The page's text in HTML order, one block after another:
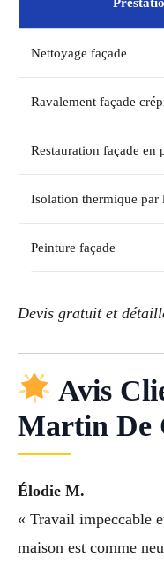
Nettoyage façade
Ravalement façade
Restauration façade en
Isolation thermique par
Peinture façade
Devis gratuit et
Avis
Martin De
Élodie M.
« Travail impeccable
maison est comme